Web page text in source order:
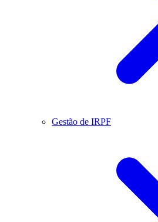
Gestão de IRPF